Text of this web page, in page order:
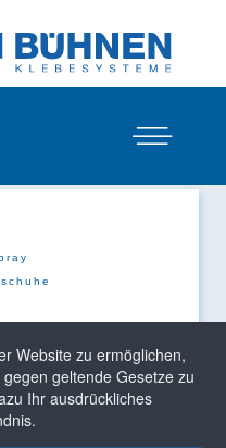
Website zu ermöglichen,
geltende Gesetze zu
Ihr ausdrückliches